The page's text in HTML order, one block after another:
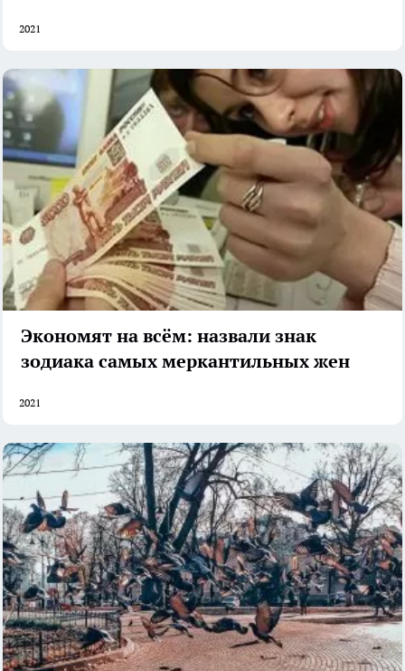
2021
Экономят на всём: назвали знак
зодиака самых меркантильных жен
2021